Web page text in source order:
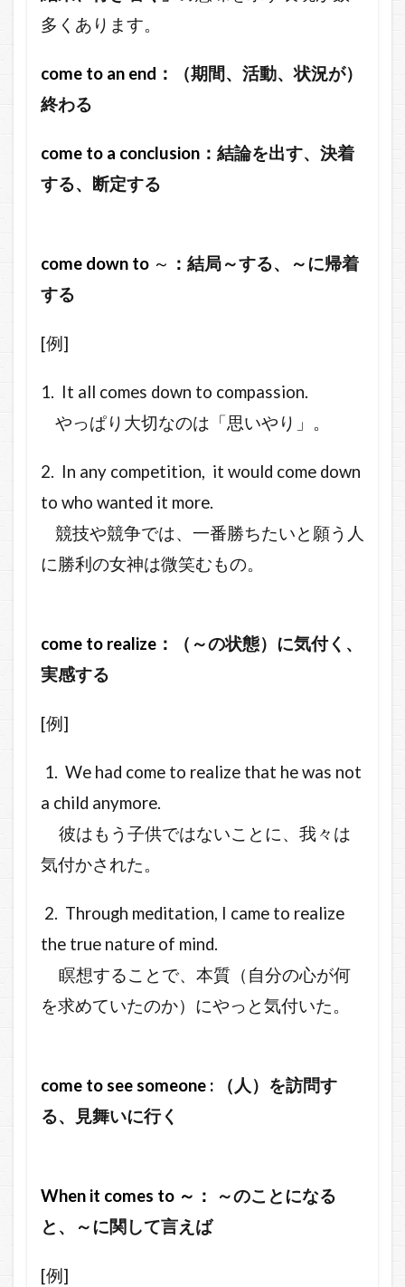
多くあります。
come to an end：
（期間、活動、状況が）
終わる
come to a conclusion： 結論を出す、決着
する、断定する
come down to ～ ： 結局～する、～に帰着
する
[例]
1. It all comes down to compassion.
やっぱり大切なのは「思いやり」。
2. In any competition, it would come down
to who wanted it more.
競技や競争では、一番勝ちたいと願う人
に勝利の女神は微笑むもの。
come to realize ：
（～の状態）に気付く、
実感する
[例]
1. We had come to realize that he was not
a child anymore.
彼はもう子供ではないことに、我々は
気付かされた。
2. Through meditation, I came to realize
the true nature of mind.
瞑想することで、本質（自分の心が何
を求めていたのか）にやっと気付いた。
come to see someone :
（人）を訪問す
る、見舞いに行く
When it comes to ～：
～のことになる
と、～に関して言えば
[例]